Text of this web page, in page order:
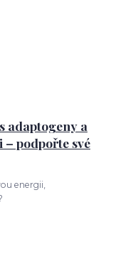
adaptogeny a
podpořte své
energii,